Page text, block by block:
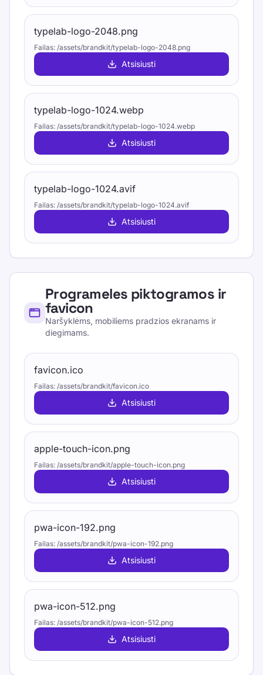
typelab-logo-2048.png
Failas: /assets/brandkit/typelab-logo-2048.png
Atsisiusti
typelab-logo-1024.webp
Failas: /assets/brandkit/typelab-logo-1024.webp
Atsisiusti
typelab-logo-1024.avif
Failas: /assets/brandkit/typelab-logo-1024.avif
Atsisiusti
Programeles piktogramos ir
favicon
Naršyklėms, mobiliems pradzios ekranams ir
diegimams.
favicon.ico
Failas: /assets/brandkit/favicon.ico
Atsisiusti
apple-touch-icon.png
Failas: /assets/brandkit/apple-touch-icon.png
Atsisiusti
pwa-icon-192.png
Failas: /assets/brandkit/pwa-icon-192.png
Atsisiusti
pwa-icon-512.png
Failas: /assets/brandkit/pwa-icon-512.png
Atsisiusti